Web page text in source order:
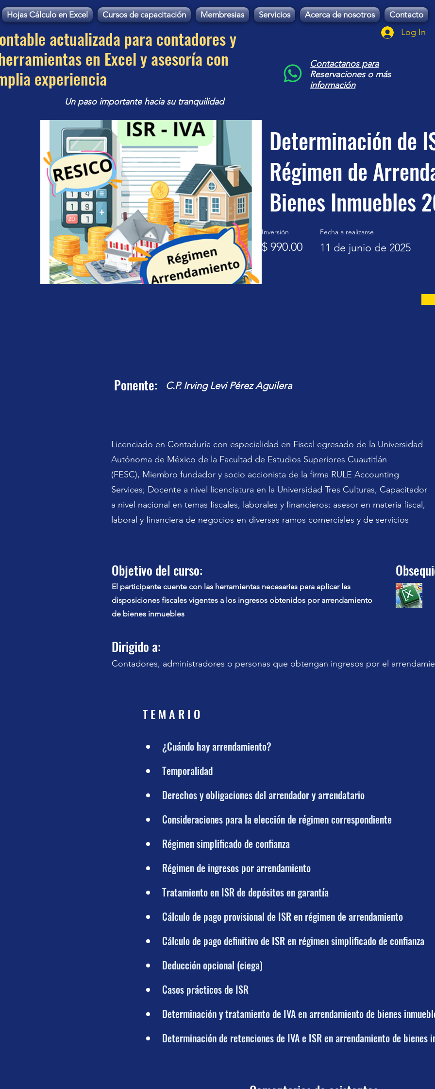
Hojas Cálculo en Excel Cursos de capacitación Membresias Servicios Acerca de nosotros Contacto
actualizada para contadores y
en Excel y asesoría con
experiencia
Log In
Contactanos para
Reservaciones o más
información
Un paso importante hacia su tranquilidad
Determinación de
Régimen de
Bienes Inmuebles
Inversión
$ 990.00
Fecha a realizarse
11 de junio de 2025
Ponente: C.P. Irving Levi Pérez Aguilera
Licenciado en Contaduría con especialidad en Fiscal egresado de la Universidad
Autónoma de México de la Facultad de Estudios Superiores Cuautitlán
(FESC), Miembro fundador y socio accionista de la firma RULE Accounting
Services; Docente a nivel licenciatura en la Universidad Tres Culturas, Capacitador
a nivel nacional en temas fiscales, laborales y financieros; asesor en materia fiscal,
laboral y financiera de negocios en diversas ramos comerciales y de servicios
Objetivo del curso:
El participante cuente con las herramientas necesarias para aplicar las
disposiciones fiscales vigentes a los ingresos obtenidos por arrendamiento
de bienes inmuebles
Dirigido a:
Contadores, administradores o personas que obtengan ingresos por el
T E M A R I O
¿Cuándo hay arrendamiento?
Temporalidad
Derechos y obligaciones del arrendador y arrendatario
Consideraciones para la elección de régimen correspondiente
Régimen simplificado de confianza
Régimen de ingresos por arrendamiento
Tratamiento en ISR de depósitos en garantía
Cálculo de pago provisional de ISR en régimen de arrendamiento
Cálculo de pago definitivo de ISR en régimen simplificado de confianza
Deducción opcional (ciega)
Casos prácticos de ISR
Determinación y tratamiento de IVA en arrendamiento de bienes
Determinación de retenciones de IVA e ISR en arrendamiento de bienes